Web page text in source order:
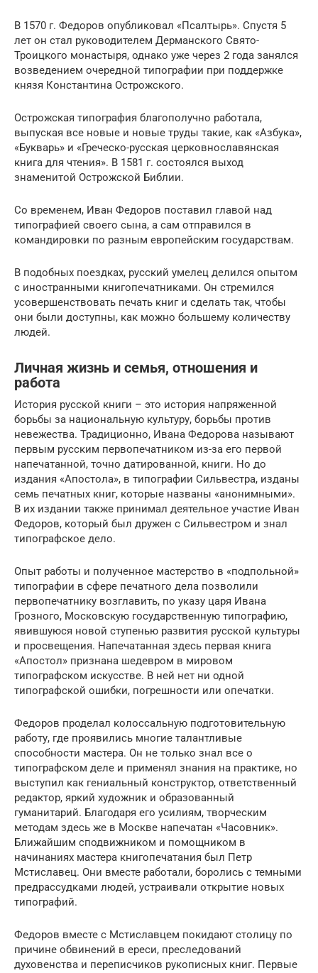
В 1570 г. Федоров опубликовал «Псалтырь». Спустя 5
лет он стал руководителем Дерманского Свято-
Троицкого монастыря, однако уже через 2 года занялся
возведением очередной типографии при поддержке
князя Константина Острожского.
Острожская типография благополучно работала,
выпуская все новые и новые труды такие, как «Азбука»,
«Букварь» и «Греческо-русская церковнославянская
книга для чтения». В 1581 г. состоялся выход
знаменитой Острожской Библии.
Со временем, Иван Федоров поставил главой над
типографией своего сына, а сам отправился в
командировки по разным европейским государствам.
В подобных поездках, русский умелец делился опытом
с иностранными книгопечатниками. Он стремился
усовершенствовать печать книг и сделать так, чтобы
они были доступны, как можно большему количеству
людей.
Личная жизнь и семья, отношения и
работа
История русской книги – это история напряженной
борьбы за национальную культуру, борьбы против
невежества. Традиционно, Ивана Федорова называют
первым русским первопечатником из-за его первой
напечатанной, точно датированной, книги. Но до
издания «Апостола», в типографии Сильвестра, изданы
семь печатных книг, которые названы «анонимными».
В их издании также принимал деятельное участие Иван
Федоров, который был дружен с Сильвестром и знал
типографское дело.
Опыт работы и полученное мастерство в «подпольной»
типографии в сфере печатного дела позволили
первопечатнику возглавить, по указу царя Ивана
Грозного, Московскую государственную типографию,
явившуюся новой ступенью развития русской культуры
и просвещения. Напечатанная здесь первая книга
«Апостол» признана шедевром в мировом
типографском искусстве. В ней нет ни одной
типографской ошибки, погрешности или опечатки.
Федоров проделал колоссальную подготовительную
работу, где проявились многие талантливые
способности мастера. Он не только знал все о
типографском деле и применял знания на практике, но
выступил как гениальный конструктор, ответственный
редактор, яркий художник и образованный
гуманитарий. Благодаря его усилиям, творческим
методам здесь же в Москве напечатан «Часовник».
Ближайшим сподвижником и помощником в
начинаниях мастера книгопечатания был Петр
Мстиславец. Они вместе работали, боролись с темными
предрассудками людей, устраивали открытие новых
типографий.
Федоров вместе с Мстиславцем покидают столицу по
причине обвинений в ереси, преследований
духовенства и переписчиков рукописных книг. Первые